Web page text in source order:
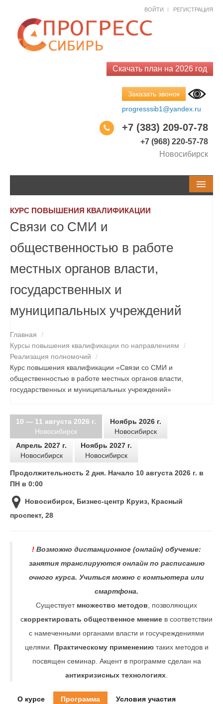
ВОЙТИ РЕГИСТРАЦИЯ
Скачать план на 2026 год
Заказать звонок
progresssib1@yandex.ru
+7 (383) 209-07-78
+7 (968) 220-57-78
Новосибирск
СЕМИНАРЫ И КУРСЫ
СПЕЦПРЕДЛОЖЕНИЯ
СВЕДЕНИЯ ОБ ОБРАЗОВАТЕЛЬНОЙ ДЕЯТЕЛЬНОСТИ
КОНТАКТЫ
ПОИСК
КУРС ПОВЫШЕНИЯ КВАЛИФИКАЦИИ
Связи со СМИ и
общественностью в работе
местных органов власти,
государственных и
муниципальных учреждений
Главная
/
Курсы повышения квалификации по направлениям
/
Реализация полномочий
/
Курс повышения квалификации «Связи со СМИ и
общественностью в работе местных органов власти,
государственных и муниципальных учреждений»
10 — 11 августа 2026 г.
Новосибирск
Ноябрь 2026 г.
Новосибирск
Апрель 2027 г.
Новосибирск
Ноябрь 2027 г.
Новосибирск
Продолжительность 2 дня. Начало 10 августа 2026 г. в
ПН в 0:00
Новосибирск, Бизнес-центр Круиз, Красный
проспект, 28
! Возможно дистанционное (онлайн) обучение:
занятия транслируются онлайн по расписанию
очного курса. Учиться можно с компьютера или
смартфона.
Существует множество методов , позволяющих
скорректировать общественное мнение в соответствии
с намеченными органами власти и госучреждениями
целями. Практическому применению таких методов и
посвящен семинар. Акцент в программе сделан на
антикризисных технологиях
О курсе Программа
Условия участия
Email*
Закрыть Спросить
Код города
Закрыть Заказать